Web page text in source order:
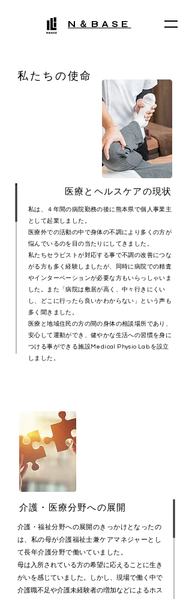
​N＆BASE
私たちの使命
医療とヘルスケアの現状
私は、４年間の病院勤務の後に熊本県で個人事業主
として起業しました。
医療外での活動の中で身体の不調により多くの方が
悩んでいるのを目の当たりにしてきました。
私たちセラピストが対応する事で不調の改善につな
がる方も多く経験しましたが、同時に病院での精査
やインターベーションが必要な方もいらっしゃいま
した。また「病院は敷居が高く、中々行きにくい
し、どこに行ったら良いかわからない」という声も
多く聞きました。
医療と地域住民の方の間の身体の相談場所であり、
安心して運動ができ、健やかな生活への習慣を身に
つける事ができる施設Medical Physio Lab.を設立
しました。
介護・医療分野への展開
介護・福祉分野への展開のきっかけとなったの
は、私の母が介護福祉士兼ケアマネジャーとし
て長年介護分野で働いていました。
母は入所されている方の希望に応えることに生き
がいを感じていました。しかし、現場で働く中で
介護職不足や介護未経験者の増加などによるホス